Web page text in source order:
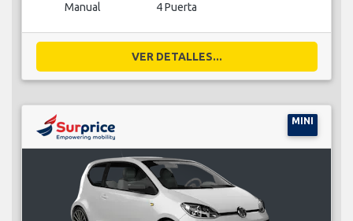
Manual 4 Puerta
VER DETALLES...
MINI